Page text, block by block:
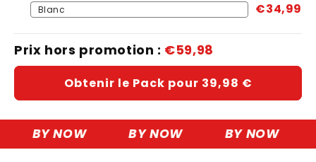
€34,99
Prix hors promotion : €59,98
Obtenir le Pack pour 39,98 €
BY NOW BY NOW BY NOW